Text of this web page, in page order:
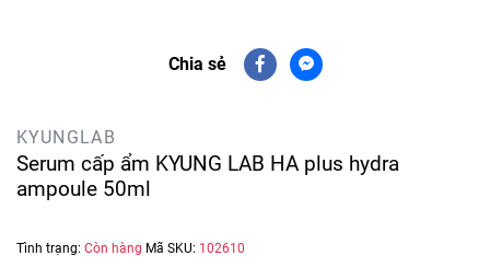
Chia sẻ
KYUNGLAB
Serum cấp ẩm KYUNG LAB HA plus hydra
ampoule 50ml
Tình trạng: Còn hàng Mã SKU: 102610